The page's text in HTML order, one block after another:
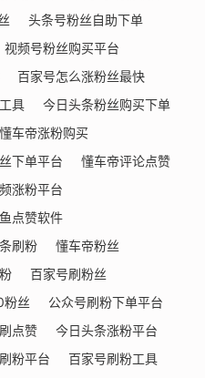
头条号粉丝自助下单
视频号粉丝购买平台
百家号怎么涨粉丝最快
具
今日头条粉丝购买下单
懂车帝涨粉购买
下单平台
懂车帝评论点赞
涨粉平台
点赞软件
刷粉
懂车帝粉丝
百家号刷粉丝
粉丝
公众号刷粉下单平台
点赞
今日头条涨粉平台
粉平台
百家号刷粉工具